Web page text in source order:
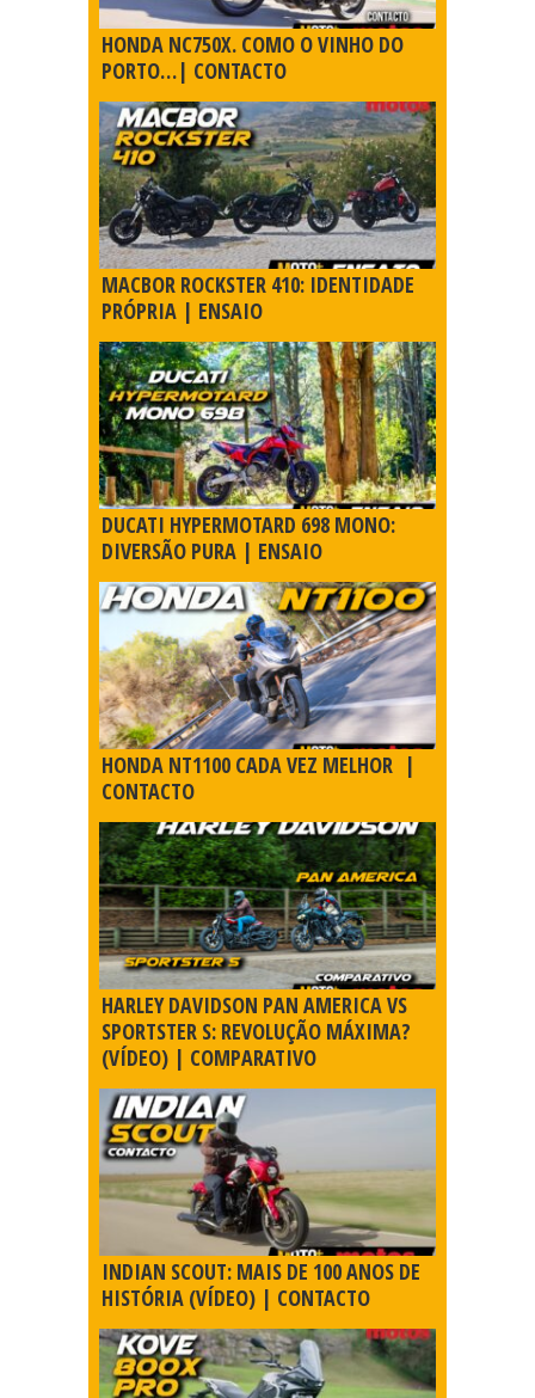
HONDA NC750X. COMO O VINHO DO
PORTO…| CONTACTO
MACBOR ROCKSTER 410: IDENTIDADE
PRÓPRIA | ENSAIO
DUCATI HYPERMOTARD 698 MONO:
DIVERSÃO PURA | ENSAIO
HONDA NT1100 CADA VEZ MELHOR |
CONTACTO
HARLEY DAVIDSON PAN AMERICA VS
SPORTSTER S: REVOLUÇÃO MÁXIMA?
(VÍDEO) | COMPARATIVO
INDIAN SCOUT: MAIS DE 100 ANOS DE
HISTÓRIA (VÍDEO) | CONTACTO